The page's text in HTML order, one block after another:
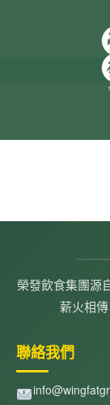
榮發飲食集團源
薪火相
聯絡我們